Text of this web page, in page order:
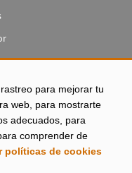
para mejorar tu
web, para mostrarte
adecuados, para
comprender de
políticas de cookies